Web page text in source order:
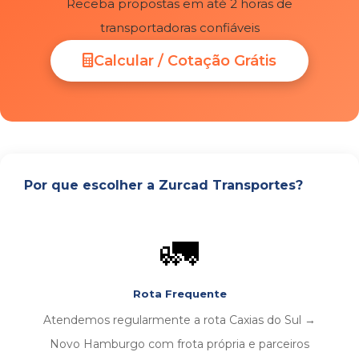
Receba propostas em até 2 horas de
transportadoras confiáveis
Calcular / Cotação Grátis
Por que escolher a Zurcad Transportes?
🚛
Rota Frequente
Atendemos regularmente a rota Caxias do Sul →
Novo Hamburgo com frota própria e parceiros